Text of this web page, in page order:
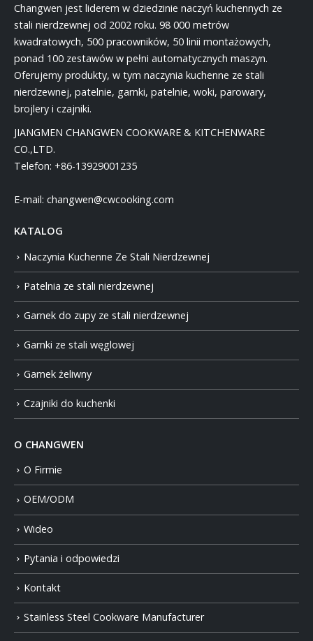
Changwen jest liderem w dziedzinie naczyń kuchennych ze
stali nierdzewnej od 2002 roku. 98 000 metrów
kwadratowych, 500 pracowników, 50 linii montażowych,
ponad 100 zestawów w pełni automatycznych maszyn.
Oferujemy produkty, w tym naczynia kuchenne ze stali
nierdzewnej, patelnie, garnki, patelnie, woki, parowary,
brojlery i czajniki.
JIANGMEN CHANGWEN COOKWARE & KITCHENWARE
CO.,LTD.
Telefon: +86-13929001235
E-mail: changwen@cwcooking.com
KATALOG
Naczynia Kuchenne Ze Stali Nierdzewnej
Patelnia ze stali nierdzewnej
Garnek do zupy ze stali nierdzewnej
Garnki ze stali węglowej
Garnek żeliwny
Czajniki do kuchenki
O CHANGWEN
O Firmie
OEM/ODM
Wideo
Pytania i odpowiedzi
Kontakt
Stainless Steel Cookware Manufacturer